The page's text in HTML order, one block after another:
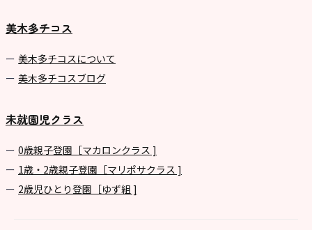
美木多チコス
美⽊多チコスについて
美⽊多チコスブログ
未就園児クラス
0歳親子登園［マカロンクラス ]
1歳・2歳親子登園［マリポサクラス ]
2歳児ひとり登園［ゆず組 ]